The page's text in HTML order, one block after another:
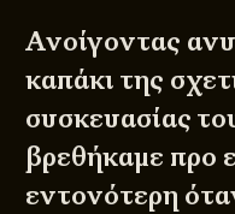
Ανοίγοντας
καπάκι της
συσκευασίας
βρεθήκαμε προ
εντονότερη